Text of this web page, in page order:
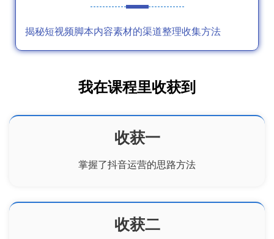
揭秘短视频脚本内容素材的渠道整理收集方法
我在课程里收获到
收获一
掌握了抖音运营的思路方法
收获二